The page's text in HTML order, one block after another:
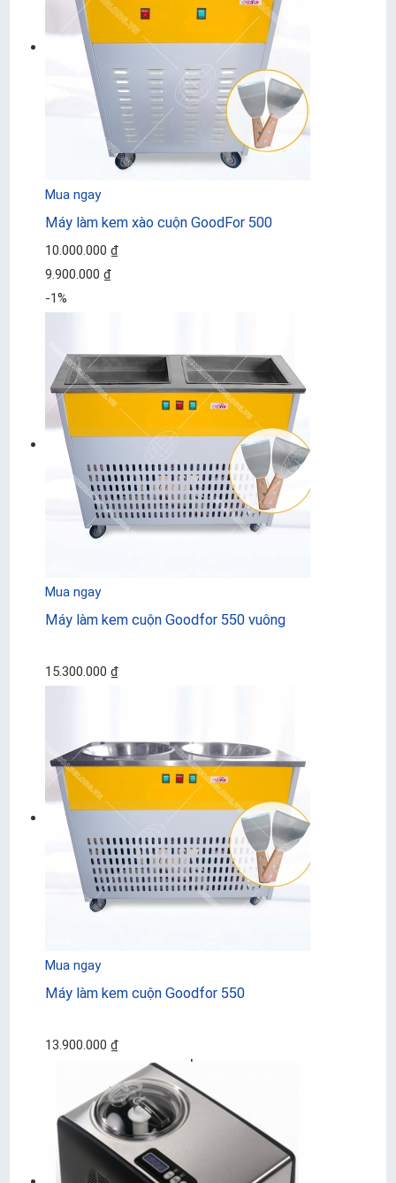
Mua ngay
Máy làm kem xào cuộn GoodFor 500
10.000.000 ₫
9.900.000 ₫
-1%
Mua ngay
Máy làm kem cuộn Goodfor 550 vuông
15.300.000 ₫
Mua ngay
Máy làm kem cuộn Goodfor 550
13.900.000 ₫